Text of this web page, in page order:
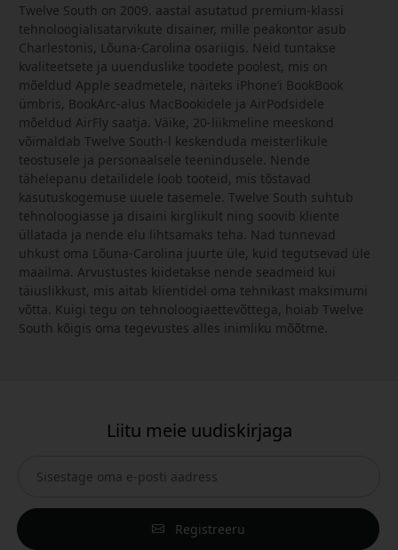
Twelve South on 2009. aastal asutatud premium-klassi
tehnoloogialisatarvikute disainer, mille peakontor asub
Charlestonis, Lõuna-Carolina osariigis. Neid tuntakse
kvaliteetsete ja uuenduslike toodete poolest, mis on
mõeldud Apple seadmetele, näiteks iPhone’i BookBook
ümbris, BookArc-alus MacBookidele ja AirPodsidele
mõeldud AirFly saatja. Väike, 20-liikmeline meeskond
võimaldab Twelve South-l keskenduda meisterlikule
teostusele ja personaalsele teenindusele. Nende
tähelepanu detailidele loob tooteid, mis tõstavad
kasutuskogemuse uuele tasemele. Twelve South suhtub
tehnoloogiasse ja disaini kirglikult ning soovib kliente
üllatada ja nende elu lihtsamaks teha. Nad tunnevad
uhkust oma Lõuna-Carolina juurte üle, kuid tegutsevad üle
maailma. Arvustustes kiidetakse nende seadmeid kui
täiuslikkust, mis aitab klientidel oma tehnikast maksimumi
võtta. Kuigi tegu on tehnoloogiaettevõttega, hoiab Twelve
South kõigis oma tegevustes alles inimliku mõõtme.
Liitu meie uudiskirjaga
Registreeru